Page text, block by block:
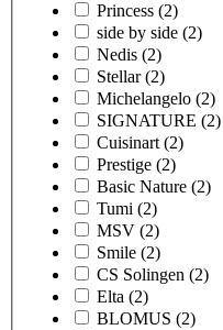
Princess (2)
side by side (2)
Nedis (2)
Stellar (2)
Michelangelo (2)
SIGNATURE (2)
Cuisinart (2)
Prestige (2)
Basic Nature (2)
Tumi (2)
MSV (2)
Smile (2)
CS Solingen (2)
Elta (2)
BLOMUS (2)